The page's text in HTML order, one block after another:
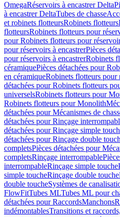
OmegaRéservoirs à encastrer Delta
à encastrer DeltaTubes de chasse
et robinets flotteursRobinets flotteurs
flotteursRobinets flotteurs pour
pour Robinets flotteurs pour
pour réservoirs à encastrerPièces
pour réservoirs à encastrerRobinets
céramiquePièces détachées pour
en céramiqueRobinets flotteurs pour
détachées pour Robinets flotteurs
universelsRobinets flotteurs pour
Robinets flotteurs pour Monolith
détachées pour Mécanismes de
détachées pour Rinçage
détachées pour Rinçage simple
détachées pour Rinçage double
completsPièces détachées pour
completsRinçage interrompable
interrompableRinçage simple touche
simple toucheRinçage double touche
double toucheSystèmes de
FlowFitTubes MLTubes ML pour
détachées pour RaccordsManchons
indémontablesTransitions et